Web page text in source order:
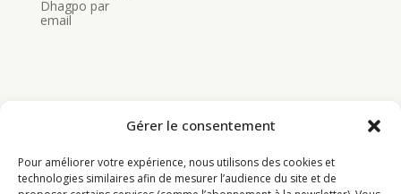
Gérer le consentement
Pour améliorer votre expérience, nous utilisons des cookies et
technologies similaires afin de mesurer l’audience du site et de
Dhagpo par
email
Programme